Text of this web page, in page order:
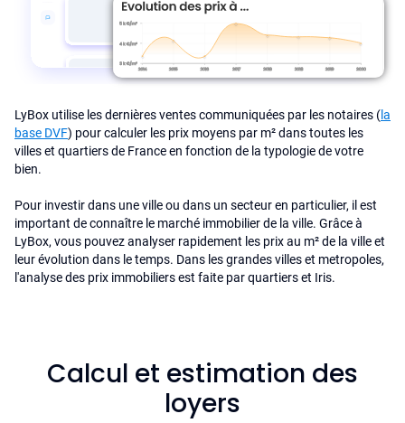
LyBox utilise les dernières ventes communiquées par les notaires (la
base DVF) pour calculer les prix moyens par m² dans toutes les
villes et quartiers de France en fonction de la typologie de votre
bien.
Pour investir dans une ville ou dans un secteur en particulier, il est
important de connaître le marché immobilier de la ville. Grâce à
LyBox, vous pouvez analyser rapidement les prix au m² de la ville et
leur évolution dans le temps. Dans les grandes villes et metropoles,
l'analyse des prix immobiliers est faite par quartiers et Iris.
Calcul et estimation des
loyers